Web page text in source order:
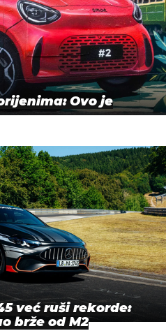
Ovo je
već ruši rekorde:
brže od M2